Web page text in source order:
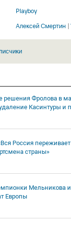
Playboy
Алексей Смертин
Фролова в
Касинтуры и
Россия
страны»
Мельникова и
Европы